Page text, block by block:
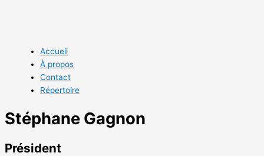
Accueil
À propos
Contact
Répertoire
Stéphane Gagnon
Président